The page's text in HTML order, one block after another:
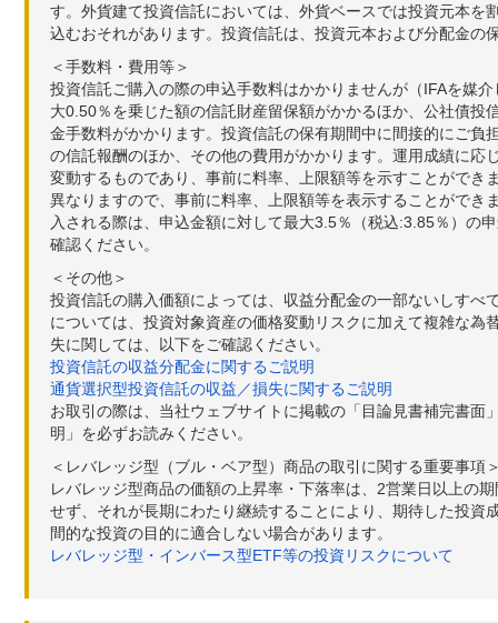
す。外貨建て投資信託においては、外貨ベースでは投資元本
込むおそれがあります。投資信託は、投資元本および分配金の
＜手数料・費用等＞
投資信託ご購入の際の申込手数料はかかりませんが（IFAを媒
大0.50％を乗じた額の信託財産留保額がかかるほか、公社債
金手数料がかかります。投資信託の保有期間中に間接的にご
の信託報酬のほか、その他の費用がかかります。運用成績に
変動するものであり、事前に料率、上限額等を示すことがで
異なりますので、事前に料率、上限額等を表示することがで
入される際は、申込金額に対して最大3.5％（税込:3.85％）の
確認ください。
＜その他＞
投資信託の購入価額によっては、収益分配金の一部ないしす
については、投資対象資産の価格変動リスクに加えて複雑な
失に関しては、以下をご確認ください。
投資信託の収益分配金に関するご説明
通貨選択型投資信託の収益／損失に関するご説明
お取引の際は、当社ウェブサイトに掲載の「目論見書補完書
明」を必ずお読みください。
＜レバレッジ型（ブル・ベア型）商品の取引に関する重要事項
レバレッジ型商品の価額の上昇率・下落率は、2営業日以上の
せず、それが長期にわたり継続することにより、期待した投
間的な投資の目的に適合しない場合があります。
レバレッジ型・インバース型ETF等の投資リスクについて